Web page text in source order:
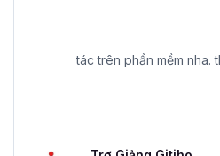
tác trên phần mềm nha.